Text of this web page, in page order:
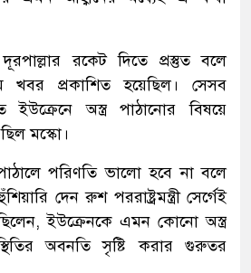
দূরপাল্লার রকেট দিতে প্রস্তুত বলে
খবর প্রকাশিত হয়েছিল। সেসব
ইউক্রেনে অস্ত্র পাঠানোর বিষয়ে
মস্কো।
পাঠালে পরিণতি ভালো হবে না বলে
দেন রুশ পররাষ্ট্রমন্ত্রী সের্গেই
ইউক্রেনকে এমন কোনো অস্ত্র
অবনতি সৃষ্টি করার গুরুতর